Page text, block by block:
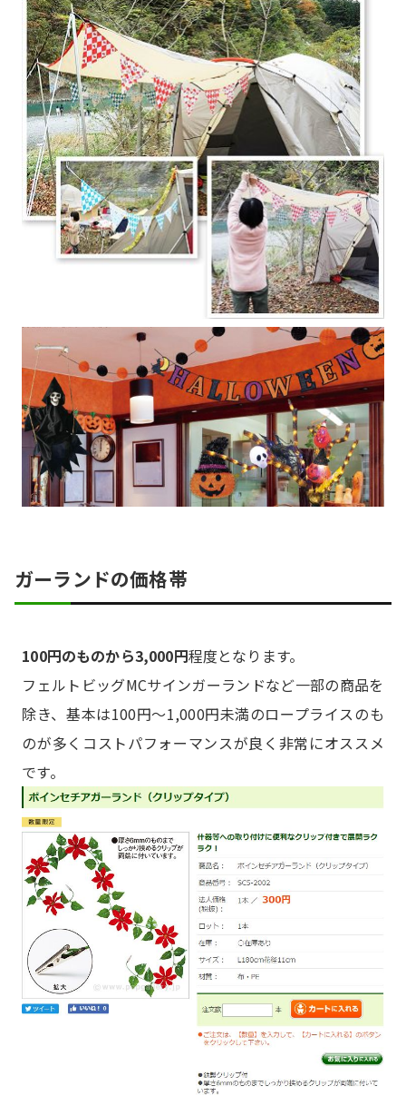
ガーランドの価格帯
100円のものから3,000円程度となります。
フェルトビッグMCサインガーランドなど一部の商品を
除き、基本は100円～1,000円未満のロープライスのも
のが多くコストパフォーマンスが良く非常にオススメ
です。